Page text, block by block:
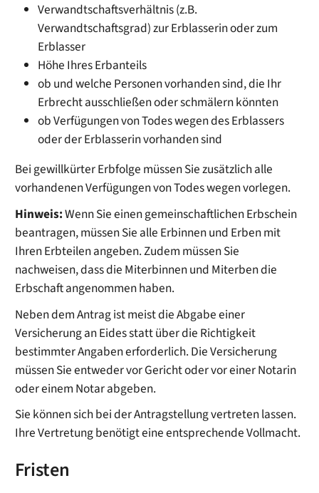
Verwandtschaftsverhältnis (z.B.
Verwandtschaftsgrad) zur Erblasserin oder zum
Erblasser
Höhe Ihres Erbanteils
ob und welche Personen vorhanden sind, die Ihr
Erbrecht ausschließen oder schmälern könnten
ob Verfügungen von Todes wegen des Erblassers
oder der Erblasserin vorhanden sind
Bei gewillkürter Erbfolge müssen Sie zusätzlich alle
vorhandenen Verfügungen von Todes wegen vorlegen.
Hinweis:Wenn Sie einen gemeinschaftlichen Erbschein
beantragen, müssen Sie alle Erbinnen und Erben mit
Ihren Erbteilen angeben. Zudem müssen Sie
nachweisen, dass die Miterbinnen und Miterben die
Erbschaft angenommen haben.
Neben dem Antrag ist meist die Abgabe einer
Versicherung an Eides statt über die Richtigkeit
bestimmter Angaben erforderlich. Die Versicherung
müssen Sie entweder vor Gericht oder vor einer Notarin
oder einem Notar abgeben.
Sie können sich bei der Antragstellung vertreten lassen.
Ihre Vertretung benötigt eine entsprechende Vollmacht.
Fristen